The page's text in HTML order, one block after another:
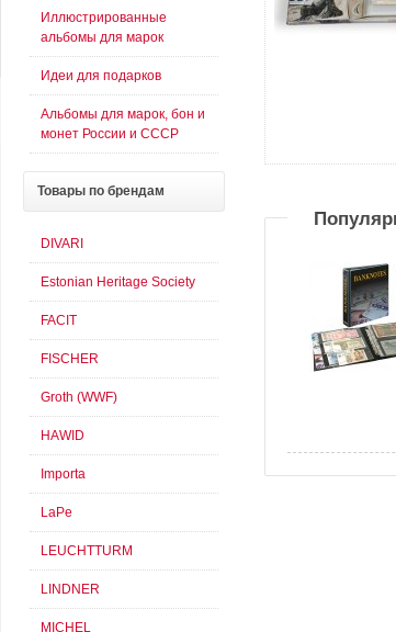
Иллюстрированные
альбомы для марок
Идеи для подарков
Альбомы для марок, бон и
монет России и СССР
Товары по брендам
DIVARI
Estonian Heritage Society
FACIT
FISCHER
Groth (WWF)
HAWID
Importa
LaPe
LEUCHTTURM
LINDNER
MICHEL